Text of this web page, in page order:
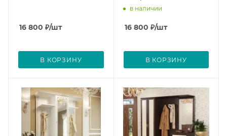
16 800 ₽/шт
В КОРЗИНУ
в наличии
16 800 ₽/шт
В КОРЗИНУ